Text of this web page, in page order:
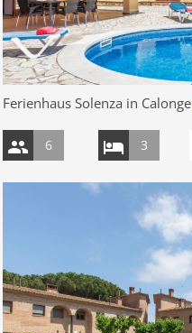
Ferienhaus Solenza in Calonge
6 3